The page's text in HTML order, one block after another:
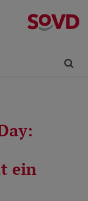
ein